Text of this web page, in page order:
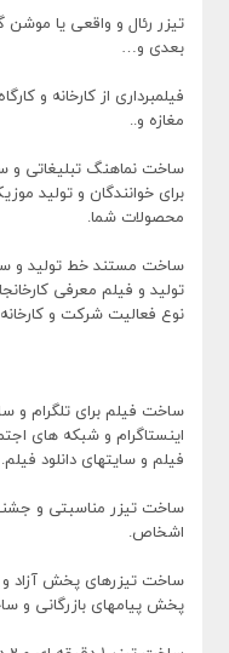
تیزر رئال و واقعی یا
بعدی و…
فیلمبرداری از کارخانه و
مغازه و..
ساخت نماهنگ تبلیغاتی و
برای خوانندگان و تولید
محصولات شما.
ساخت مستند خط تولید و
تولید و فیلم معرفی
نوع فعالیت شرکت و
ساخت فیلم برای تلگرام و
اینستاگرام و شبکه های
فیلم و سایتهای دانلود فیلم.
ساخت تیزر مناسبتی و
اشخاص.
ساخت تیزرهای پخش آزاد
پخش پیامهای بازرگانی و